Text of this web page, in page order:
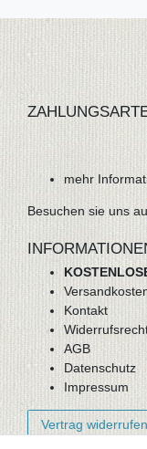
mehr
Besuchen sie uns
Kontakt
AGB
Datenschutz
Impressum
Vertrag widerrufen